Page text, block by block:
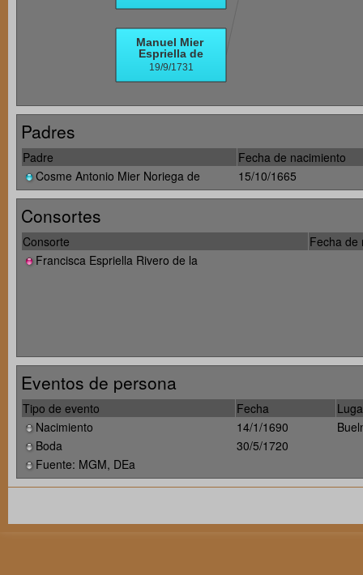
Padres
Padre
Fecha de nacimiento
Cosme Antonio Mier Noriega de
15/10/1665
Consortes
Consorte
Fecha de
Francisca Espriella Rivero de la
Eventos de persona
Tipo de evento Fecha
Nacimiento
14/1/1690
Boda
30/5/1720
Fuente: MGM, DEa